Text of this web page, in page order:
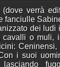
verrà
fanciulle
dei
o muli,
Ceninensi,
i suoi